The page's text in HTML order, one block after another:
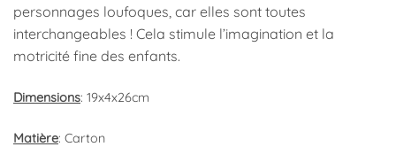
personnages loufoques, car elles sont toutes
interchangeables ! Cela stimule l’imagination et la
motricité fine des enfants.
Dimensions: 19x4x26cm
Matière: Carton